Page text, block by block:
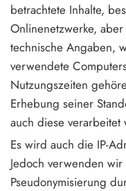
betrachtete Inhalte,
Onlinenetzwerke,
technische Angaben,
verwendete
Nutzungszeiten
Erhebung seiner
auch diese verarbeitet
Es wird auch die IP-
Jedoch verwenden
Pseudonymisierung